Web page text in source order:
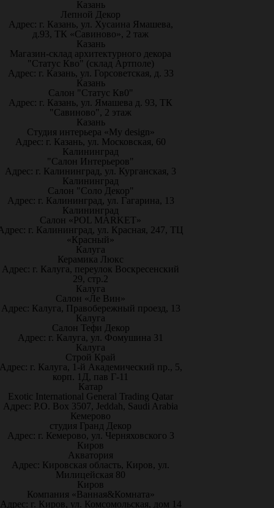
Казань
Лепной Декор
Адрес: г. Казань, ул. Хусаина Ямашева,
д.93, ТК «Савиново», 2 таж
Казань
Магазин-склад архитектурного декора
"Статус Кво" (склад Артполе)
Адрес: г. Казань, ул. Горсоветская, д. 33
Казань
Салон "Статус Кв0"
Адрес: г. Казань, ул. Ямашева д. 93, ТК
"Савиново", 2 этаж
Казань
Студия интерьера «My design»
Адрес: г. Казань, ул. Московская, 60
Калининград
"Салон Интерьеров"
Адрес: г. Калининград, ул. Курганская, 3
Калининград
Салон "Соло Декор"
Адрес: г. Калининград, ул. Гагарина, 13
Калининград
Салон «POL MARKET»
г. Калининград, ул. Красная, 247, ТЦ
«Красный»
Калуга
Керамика Люкс
Адрес: г. Калуга, переулок Воскресенский
29, стр.2
Калуга
Салон «Ле Вин»
Адрес: Калуга, Правобережный проезд, 13
Калуга
Салон Тефи Декор
Адрес: г. Калуга, ул. Фомушина 31
Калуга
Строй Край
г. Калуга, 1-й Академический пр., 5,
корп. 1Д, пав Г-11
Катар
Exotic International General Trading Qatar
Адрес: P.O. Box 3507, Jeddah, Saudi Arabia
Кемерово
студия Гранд Декор
Адрес: г. Кемерово, ул. Черняховского 3
Киров
Акватория
Адрес: Кировская область, Киров, ул.
Милицейская 80
Киров
Компания «Ванная&Комната»
Адрес: г. Киров, ул. Комсомольская, дом 14